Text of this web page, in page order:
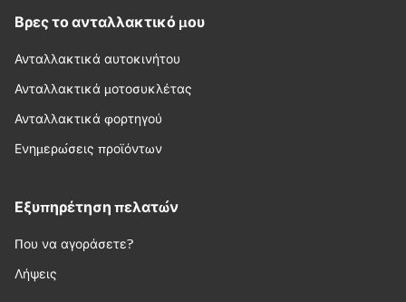
Βρες το ανταλλακτικό μου
Ανταλλακτικά αυτοκινήτου
Ανταλλακτικά μοτοσυκλέτας
Ανταλλακτικά φορτηγού
Ενημερώσεις προϊόντων
Εξυπηρέτηση πελατών
Που να αγοράσετε?
Λήψεις